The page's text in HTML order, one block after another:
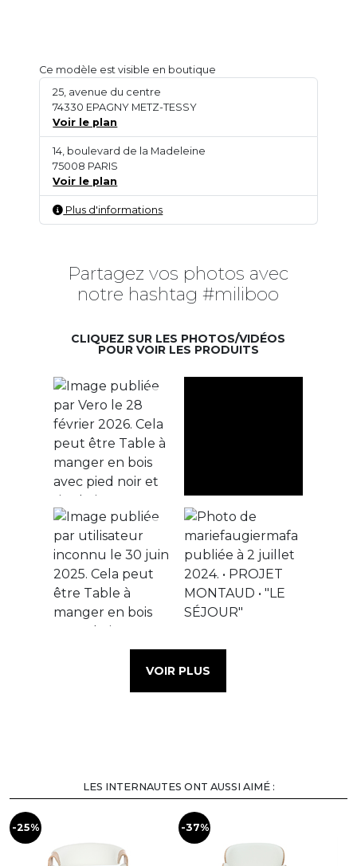
Ce modèle est visible en boutique
25, avenue du centre
74330 EPAGNY METZ-TESSY
Voir le plan
14, boulevard de la Madeleine
75008 PARIS
Voir le plan
Plus d'informations
Partagez vos photos avec
notre hashtag #miliboo
CLIQUEZ SUR LES PHOTOS/VIDÉOS
POUR VOIR LES PRODUITS
VOIR PLUS
LES INTERNAUTES ONT AUSSI AIMÉ :
-25% -37%